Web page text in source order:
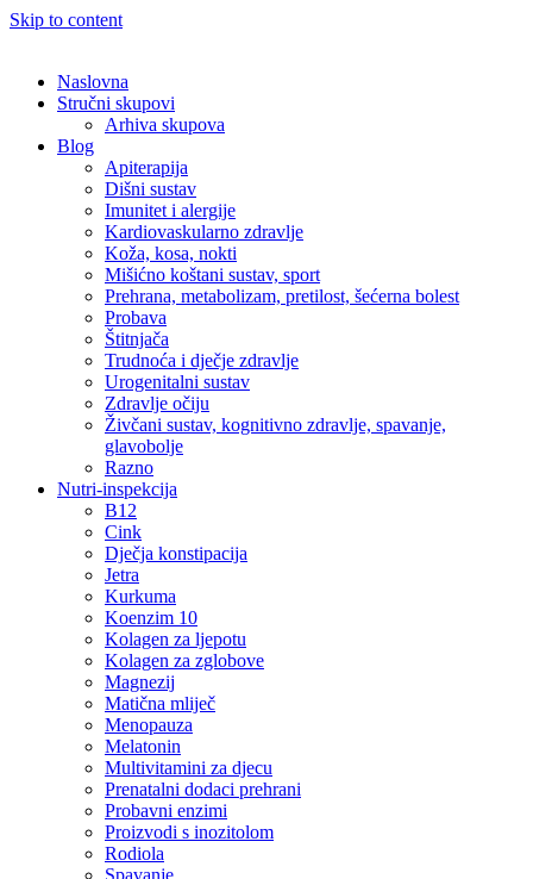
Skip to content
Naslovna
Stručni skupovi
Arhiva skupova
Blog
Apiterapija
Dišni sustav
Imunitet i alergije
Kardiovaskularno zdravlje
Koža, kosa, nokti
Mišićno koštani sustav, sport
Prehrana, metabolizam, pretilost, šećerna bolest
Probava
Štitnjača
Trudnoća i dječje zdravlje
Urogenitalni sustav
Zdravlje očiju
Živčani sustav, kognitivno zdravlje, spavanje,
glavobolje
Razno
Nutri-inspekcija
B12
Cink
Dječja konstipacija
Jetra
Kurkuma
Koenzim 10
Kolagen za ljepotu
Kolagen za zglobove
Magnezij
Matična mliječ
Menopauza
Melatonin
Multivitamini za djecu
Prenatalni dodaci prehrani
Probavni enzimi
Proizvodi s inozitolom
Rodiola
Spavanje